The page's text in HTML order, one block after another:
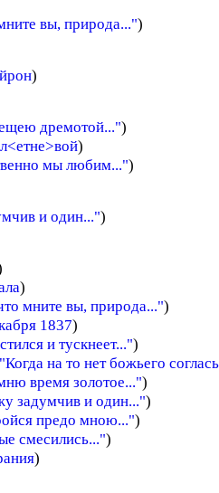
вы, природа...")
)
дремотой...")
)
мы любим...")
и один...")
)
мните вы, природа...")
1837)
и тускнеет...")
"Когда на то нет божьего
время золотое...")
задумчив и один...")
предо мною...")
смесились...")
)